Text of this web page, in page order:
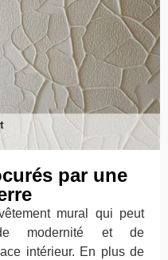
par une
mural qui peut
modernité et de
intérieur. En plus de